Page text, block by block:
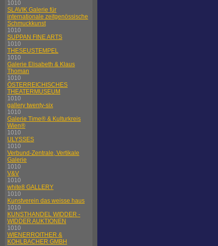
1010
SLAVIK Galerie für
internationale zeitgenössische
Schmuckkunst
1010
SUPPAN FINE ARTS
1010
THESEUSTEMPEL
1010
Galerie Elisabeth & Klaus
Thoman
1010
ÖSTERREICHISCHES
THEATERMUSEUM
1010
gallery twenty-six
1010
Galerie Time® & Kulturkreis
Wien®
1010
ULYSSES
1010
Verbund-Zentrale, Vertikale
Galerie
1010
V&V
1010
white8 GALLERY
1010
Kunstverein das weisse haus
1010
KUNSTHANDEL WIDDER -
WIDDER AUKTIONEN
1010
WIENERROITHER &
KOHLBACHER GMBH